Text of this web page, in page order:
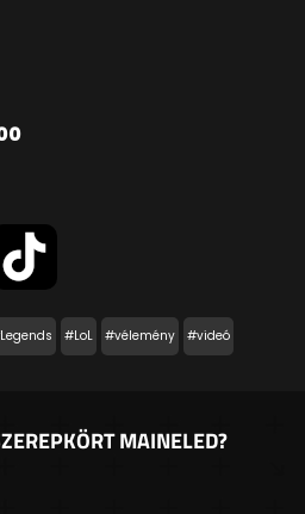
#LoL #vélemény #videó
MAINELED?